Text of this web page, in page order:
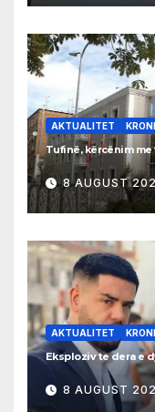
AKTUALITET
Tufinë, kërcënim
8 AUGUST
AKTUALITET
Eksploziv te dera e
8 AUGUST